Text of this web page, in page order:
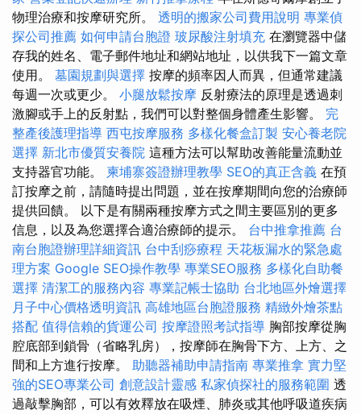
物理治療和按摩研究所。 透明的搬家公司費用說明 專業偵
探公司推薦 如何申請台胞證 玻尿酸注射填充 在瀏覽器中儲
存我的姓名、電子郵件地址和網站地址，以供我下一篇文章
使用。 墓園規劃與選擇 按摩的頻率因人而異，但通常建議
每週一次或更少。 小腿放鬆按摩 反射療法的原理是透過刺
激腳或手上的反射點，我們可以對整個身體產生影響。 完
整產後護理指導 西屯按摩服務 多樣化餐盒訂製 安心養老院
選擇 新北市優質安養院 這種方法可以幫助改善能量流動並
支持器官功能。 柬埔寨簽證辦理教學 SEO的真正含義 在預
訂按摩之前，請隨時提出問題，並在按摩期間向您的治療師
提供回饋。 以下是有關兩種按摩方式之間主要區別的更多
信息，以及為您選擇合適治療師的提示。 台中推拿推薦 台
南台胞證辦理詳細資訊 台中刮痧療程 天花板漏水的緊急處
理方案 Google SEO操作教學 專業SEO服務 多樣化自助餐
選擇 清潔工的服務內容 專業記帳士協助 台北地區外燴選擇
月子中心價格透明資訊 高雄地區台胞證服務 精緻外燴茶點
搭配 值得信賴的貨運公司 按摩證照考試指導 胸部按摩從胸
腔底部到鎖骨（省略乳房），按摩師在胸骨下方、上方、之
間和上方進行按摩。 助聽器補助申請指南 專業推拿 實力堅
強的SEO專業公司 創意設計靈感 私家偵探社的服務範圍 透
過敲擊胸部，可以有效釋放在吸煙、肺炎或其他呼吸道疾病